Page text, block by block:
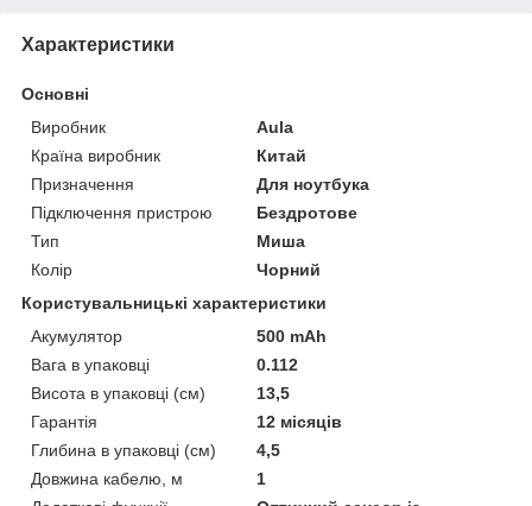
Характеристики
Основні
Виробник
Aula
Країна виробник
Китай
Призначення
Для ноутбука
Підключення пристрою
Бездротове
Тип
Миша
Колір
Чорний
Користувальницькі характеристики
Акумулятор
500 mAh
Вага в упаковці
0.112
Висота в упаковці (см)
13,5
Гарантія
12 місяців
Глибина в упаковці (см)
4,5
Довжина кабелю, м
1